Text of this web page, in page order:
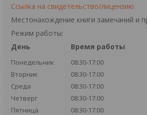
Ссылка на свидетельство/лицензию
Местонахождение книги замечаний и
Режим работы:
День
Время работы
Понедельник
08:30-17:00
Вторник
08:30-17:00
Среда
08:30-17:00
Четверг
08:30-17:00
Пятница
08:30-17:00